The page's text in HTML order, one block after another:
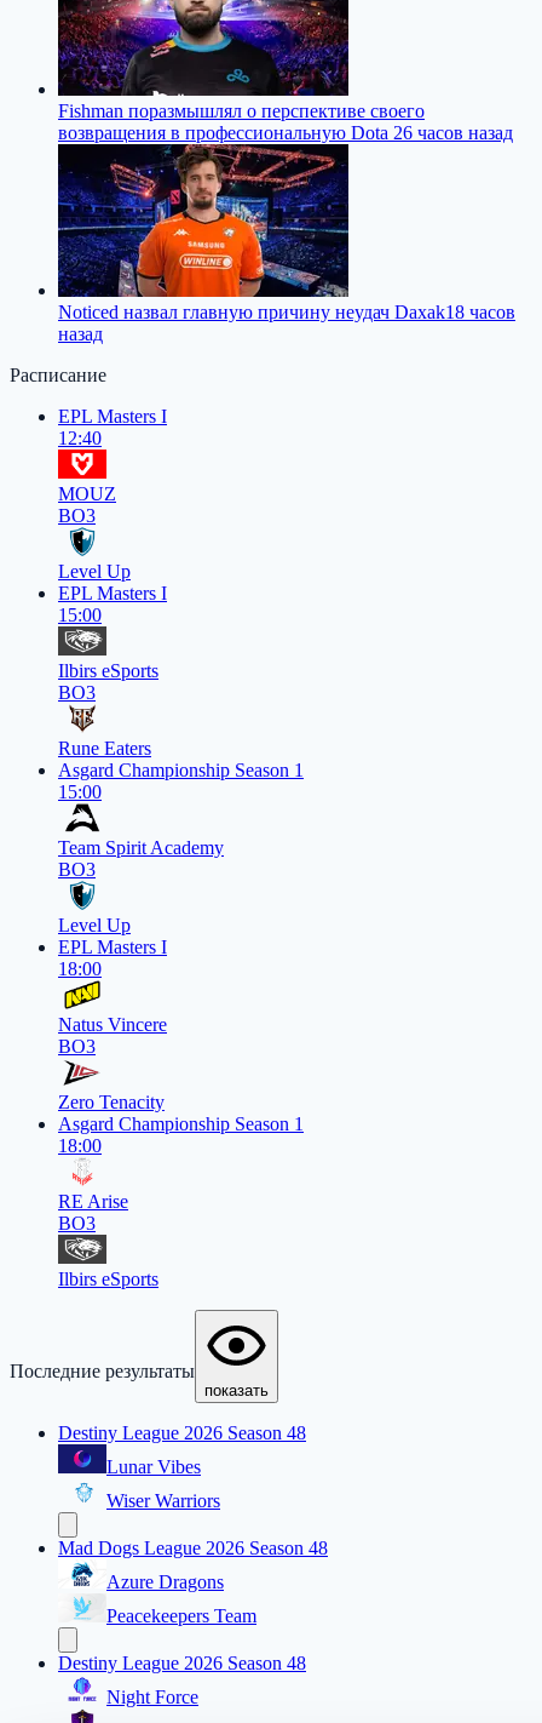
Fishman поразмышлял о перспективе своего
возвращения в профессиональную Dota 26 часов назад
Noticed назвал главную причину неудач Daxak18 часов
назад
Расписание
EPL Masters I
12:40
MOUZ
BO3
Level Up
EPL Masters I
15:00
Ilbirs eSports
BO3
Rune Eaters
Asgard Championship Season 1
15:00
Team Spirit Academy
BO3
Level Up
EPL Masters I
18:00
Natus Vincere
BO3
Zero Tenacity
Asgard Championship Season 1
18:00
RE Arise
BO3
Ilbirs eSports
Последние результаты
показать
Destiny League 2026 Season 48
Lunar Vibes
Wiser Warriors
Mad Dogs League 2026 Season 48
Azure Dragons
Peacekeepers Team
Destiny League 2026 Season 48
Night Force